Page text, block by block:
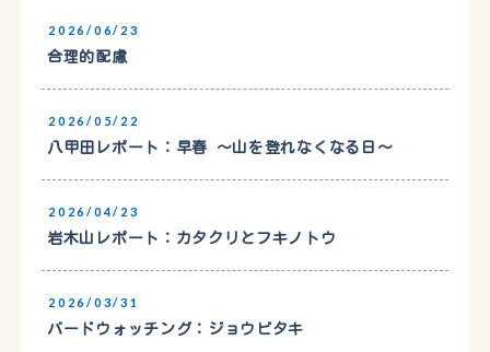
2026/06/23
合理的配慮
2026/05/22
八甲田レポート：早春 〜山を登れなくなる日〜
2026/04/23
岩木山レポート：カタクリとフキノトウ
2026/03/31
バードウォッチング：ジョウビタキ